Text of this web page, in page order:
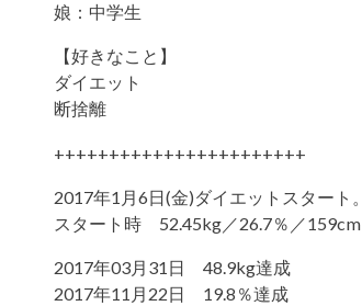
娘：中学生
【好きなこと】
ダイエット
断捨離
+++++++++++++++++++++++
2017年1月6日(金)ダイエットスタート。
スタート時 52.45kg／26.7％／159cm
2017年03月31日 48.9kg達成
2017年11月22日 19.8％達成